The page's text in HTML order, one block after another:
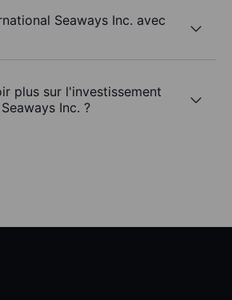
Seaways Inc. avec
plus sur l'investissement
Inc. ?